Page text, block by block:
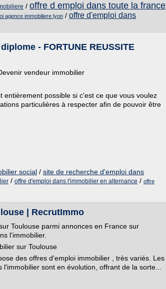
/ offre d emploi dans toute la france
agence immobiliere lyon / offre d'emploi dans
- FORTUNE REUSSITE
vendeur immobilier
entièrement possible si c'est ce que vous voulez
particulières à respecter afin de pouvoir être
social / site de recherche d'emploi dans
/ offre d'emploi dans l'immobilier en alternance / offre
| RecrutImmo
Toulouse parmi annonces en France sur
l'immobilier.
sur Toulouse
des offres d'emploi immobilier , très variés. Les
sont en évolution, offrant de la sorte...